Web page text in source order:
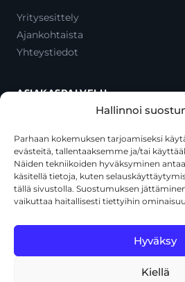
Hallinnoi
Parhaan kokemuksen tarjoamiseksi
evästeitä, tallentaaksemme ja/tai
Näiden tekniikoiden hyväksyminen
käsitellä tietoja, kuten
tällä sivustolla. Suostumuksen
vaikuttaa haitallisesti tiettyihin
Hyväksy
Kiellä
Yritysesittely
Ajankohtaista
Yhteystiedot
ASIAKASPALVELU
Oma tili
Maksutavat
Toimitustavat
Usein kysytyt kysymykset
+358 44 270 3795
asiakaspalvelu@toolcat.fi